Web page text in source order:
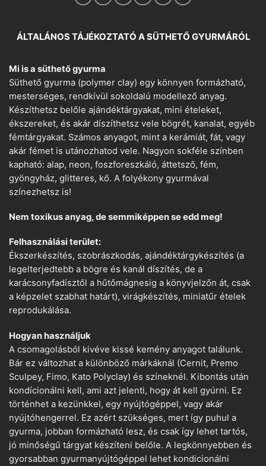
ÁLTALÁNOS TÁJÉKOZTATÓ A SÜTHETŐ GYURMÁRÓL
Mi is a süthető gyurma
Süthető gyurma (polymer clay) egy könnyen formázható,
mesterséges, rendkívül sokoldalú modellező anyag.
Készíthetsz belőle ajándéktárgyakat, mini ételeket,
ékszereket, és akár díszíthetsz vele bögrét, kanalat, egyéb
fémtárgyakat. Számos anyagot, mint a kerámiát, fát, vagy
akár fémet is utánozhatod vele. Nagyon sokféle színben
kapható: alap, neon, foszforeszkáló, áttetsző, fém,
gyöngyház, glitteres, kő. A folyékony gyurmával
színezhetsz is!
Nem toxikus anyag, de semmiképpen se edd meg!
Felhasználási terület:
Ékszerkészítés, szobrászkodás, ajándéktárgykészítés (a
legelterjedtebb a bögre és kanál díszítés, de a
karácsonyfadísztől a hűtőmágnesig a könyvjelzőn át, csak
a képzelet szabhat határt), virágkészítés, miniatűr ételek
reprodukálása.
Hogyan használjuk
A csomagolásból kivéve kissé kemény anyagot találunk.
Bár ez változhat a különböző márkáknál (Cernit, Premo
Sculpey, Fimo, Kato Polyclay) és színeknél. Kibontás után
kondícionálni kell, ami azt jelenti, hogy át kell gyúrni. Ez
történhet a kezünkkel, egy nyújtógéppel, vagy akár
nyújtóhengerrel. Ez azért szükséges, mert így puhul a
gyurma, jobban formázható lesz, és csak így lehet tartós,
jó minőségű tárgyat készíteni belőle. A legkönnyebben és
gyorsabban gyurmanyújtógéppel lehet kondicionálni